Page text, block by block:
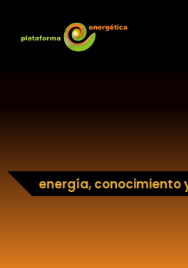
energía, conocimiento